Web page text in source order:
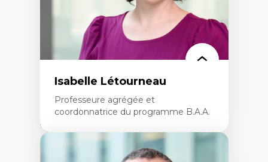
Isabelle Létourneau
Professeure agrégée et
coordonnatrice du programme B.A.A.